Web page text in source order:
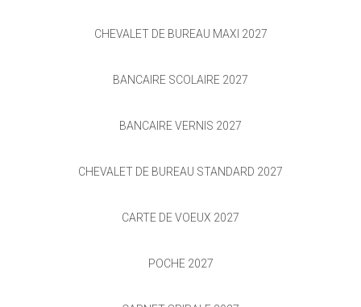
CHEVALET DE BUREAU MAXI 2027
BANCAIRE SCOLAIRE 2027
BANCAIRE VERNIS 2027
CHEVALET DE BUREAU STANDARD 2027
CARTE DE VOEUX 2027
POCHE 2027